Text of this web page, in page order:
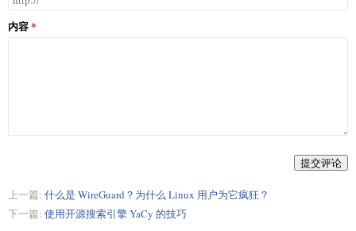
内容
提交评论
上一篇: 什么是 WireGuard？为什么 Linux 用户为它疯狂？
下一篇: 使用开源搜索引擎 YaCy 的技巧